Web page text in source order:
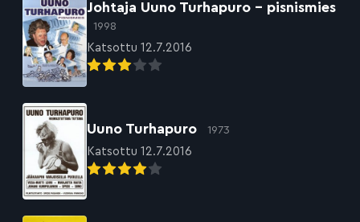
Johtaja Uuno Turhapuro – pisnismies
1998
Katsottu 12.7.2016
Uuno Turhapuro 1973
Katsottu 12.7.2016